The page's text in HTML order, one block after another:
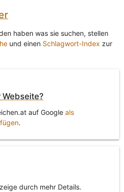
haben was sie suchen, stellen
und einen Schlagwort-Index zur
auf Google als
.
durch mehr Details.